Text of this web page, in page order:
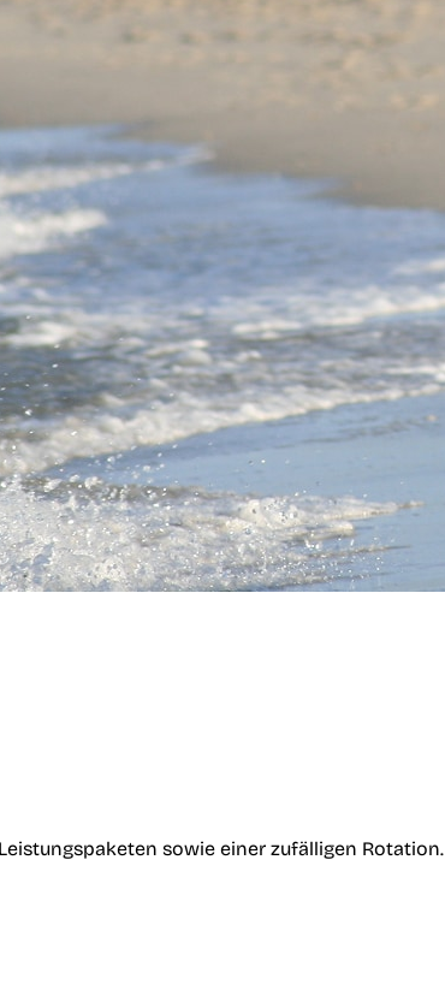
sowie einer zufälligen Rotation.